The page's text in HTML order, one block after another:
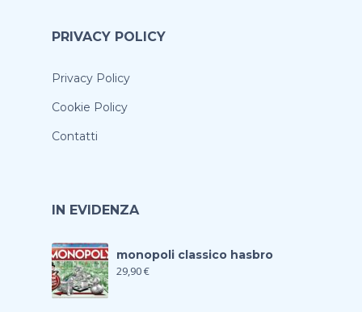
PRIVACY POLICY
Privacy Policy
Cookie Policy
Contatti
IN EVIDENZA
monopoli classico hasbro
29,90€